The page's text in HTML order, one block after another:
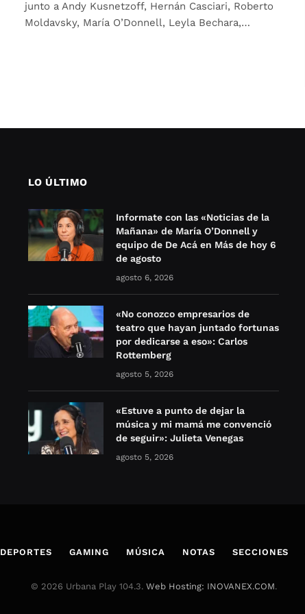
junto a Andy Kusnetzoff, Hernán Casciari, Roberto
Moldavsky, María O’Donnell, Leyla Bechara,…
LO ÚLTIMO
Informate con las «Noticias de la
Mañana» de María O’Donnell y
equipo de De Acá en Más de hoy 6
de agosto
agosto 6, 2026
«No conozco empresarios de
teatro que hayan juntado fortunas
por dedicarse a eso»: Carlos
Rottemberg
agosto 5, 2026
«Estuve a punto de dejar la
música y mi mamá me convenció
de seguir»: Julieta Venegas
agosto 5, 2026
DEPORTES GAMING MÚSICA NOTAS SECCIONES
© 2026 Urbana Play 104.3. Web Hosting: INOVANEX.COM.